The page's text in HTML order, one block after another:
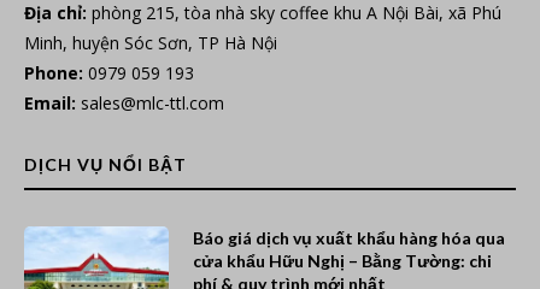
Địa chỉ: phòng 215, tòa nhà sky coffee khu A Nội Bài, xã Phú
Minh, huyện Sóc Sơn, TP Hà Nội
Phone: 0979 059 193
Email: sales@mlc-ttl.com
DỊCH VỤ NỔI BẬT
Báo giá dịch vụ xuất khẩu hàng hóa qua
cửa khẩu Hữu Nghị – Bằng Tường: chi
phí & quy trình mới nhất